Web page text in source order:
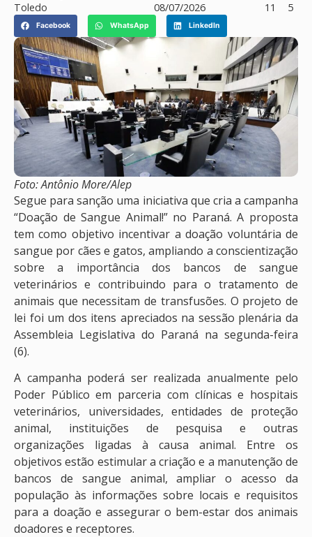
Toledo
08/07/2026
11
5
Facebook WhatsApp LinkedIn
Foto: Antônio More/Alep
Segue para sanção uma iniciativa que cria a campanha
“Doação de Sangue Animal!” no Paraná. A proposta
tem como objetivo incentivar a doação voluntária de
sangue por cães e gatos, ampliando a conscientização
sobre a importância dos bancos de sangue
veterinários e contribuindo para o tratamento de
animais que necessitam de transfusões. O projeto de
lei foi um dos itens apreciados na sessão plenária da
Assembleia Legislativa do Paraná na segunda-feira
(6).
A campanha poderá ser realizada anualmente pelo
Poder Público em parceria com clínicas e hospitais
veterinários, universidades, entidades de proteção
animal, instituições de pesquisa e outras
organizações ligadas à causa animal. Entre os
objetivos estão estimular a criação e a manutenção de
bancos de sangue animal, ampliar o acesso da
população às informações sobre locais e requisitos
para a doação e assegurar o bem-estar dos animais
doadores e receptores.